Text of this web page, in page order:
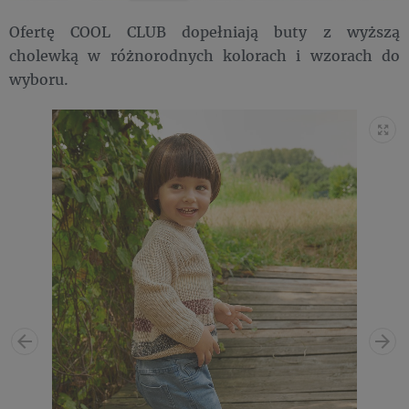
Ofertę COOL CLUB dopełniają buty z wyższą
cholewką w różnorodnych kolorach i wzorach do
wyboru.